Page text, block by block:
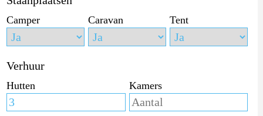
Camper Caravan Tent
Verhuur
Hutten Kamers